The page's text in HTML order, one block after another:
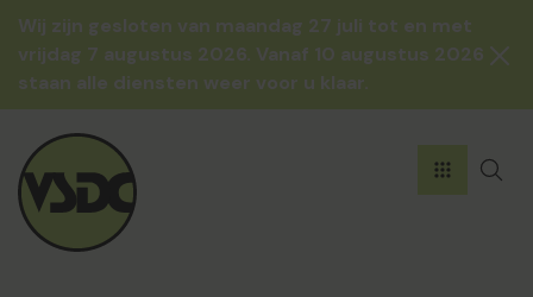
Wij zijn gesloten van maandag 27 juli tot en met
vrijdag 7 augustus 2026. Vanaf 10 augustus 2026
staan alle diensten weer voor u klaar.